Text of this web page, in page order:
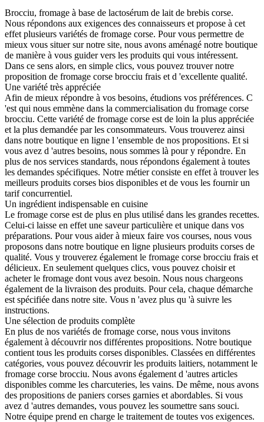
Brocciu, fromage à base de lactosérum de lait de brebis corse.
Nous répondons aux exigences des connaisseurs et propose à cet
effet plusieurs variétés de fromage corse. Pour vous permettre de
mieux vous situer sur notre site, nous avons aménagé notre boutique
de manière à vous guider vers les produits qui vous intéressent.
Dans ce sens alors, en simple clics, vous pouvez trouver notre
proposition de fromage corse brocciu frais et d 'excellente qualité.
Une variété très appréciée
Afin de mieux répondre à vos besoins, étudions vos préférences. C
'est qui nous emmène dans la commercialisation du fromage corse
brocciu. Cette variété de fromage corse est de loin la plus appréciée
et la plus demandée par les consommateurs. Vous trouverez ainsi
dans notre boutique en ligne l 'ensemble de nos propositions. Et si
vous avez d 'autres besoins, nous sommes là pour y répondre. En
plus de nos services standards, nous répondons également à toutes
les demandes spécifiques. Notre métier consiste en effet à trouver les
meilleurs produits corses bios disponibles et de vous les fournir un
tarif concurrentiel.
Un ingrédient indispensable en cuisine
Le fromage corse est de plus en plus utilisé dans les grandes recettes.
Celui-ci laisse en effet une saveur particulière et unique dans vos
préparations. Pour vous aider à mieux faire vos courses, nous vous
proposons dans notre boutique en ligne plusieurs produits corses de
qualité. Vous y trouverez également le fromage corse brocciu frais et
délicieux. En seulement quelques clics, vous pouvez choisir et
acheter le fromage dont vous avez besoin. Nous nous chargeons
également de la livraison des produits. Pour cela, chaque démarche
est spécifiée dans notre site. Vous n 'avez plus qu 'à suivre les
instructions.
Une sélection de produits complète
En plus de nos variétés de fromage corse, nous vous invitons
également à découvrir nos différentes propositions. Notre boutique
contient tous les produits corses disponibles. Classées en différentes
catégories, vous pouvez découvrir les produits laitiers, notamment le
fromage corse brocciu. Nous avons également d 'autres articles
disponibles comme les charcuteries, les vains. De même, nous avons
des propositions de paniers corses garnies et abordables. Si vous
avez d 'autres demandes, vous pouvez les soumettre sans souci.
Notre équipe prend en charge le traitement de toutes vos exigences.